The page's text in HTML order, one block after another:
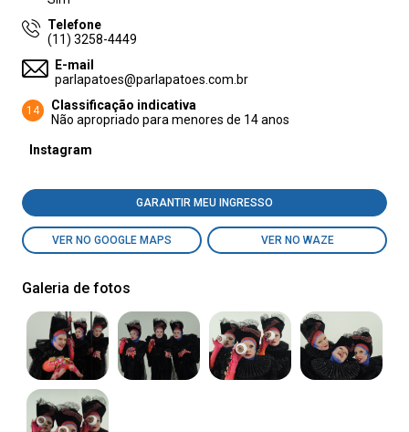
Telefone
(11) 3258-4449
E-mail
parlapatoes@parlapatoes.com.br
14
Classificação indicativa
Não apropriado para menores de 14 anos
Instagram
GARANTIR MEU INGRESSO
VER NO GOOGLE MAPS VER NO WAZE
Galeria de fotos